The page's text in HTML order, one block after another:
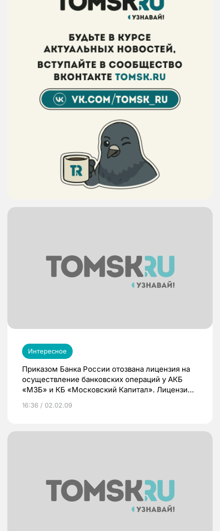
Интересное
Приказом Банка России отозвана лицензия на
осуществление банковских операций у АКБ
«МЗБ» и КБ «Московский Капитал». Лицензии
организациями федеральных законов,
нормативных актов Банка России.
16:36 / 02.02.09